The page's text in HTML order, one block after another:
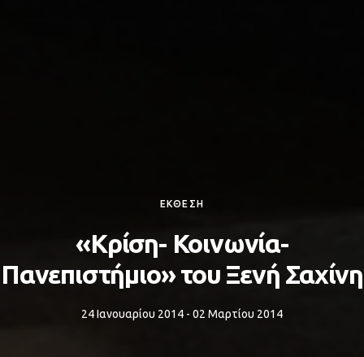
ΕΚΘΕΣΗ
«Κρίση- Κοινωνία-
Πανεπιστήμιο» του Ξενή Σαχίνη
24 Ιανουαρίου 2014 - 02 Μαρτίου 2014